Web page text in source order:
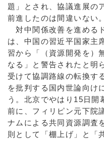
題」とされ、協議進展の
前進したのは間違いない。
対中関係改善を進める
は、中国の習近平国家主
習から「（資源開発を）
なる」と警告されたと明
受けて協調路線の転換す
を批判する国内世論向け
う。北京でやはり15日開
前に、フィリピン元下院
ナムによる共同資源調査
則として「棚上げ」と「